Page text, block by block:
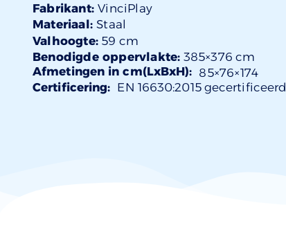
Fabrikant:VinciPlay
Materiaal:Staal
Valhoogte: 59 cm
Benodigde oppervlakte: 385×376 cm
Afmetingen in cm(LxBxH): 85×76×174
Certificering: EN 16630:2015 gecertificeerd